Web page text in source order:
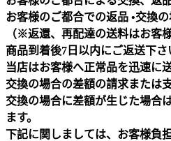
お客様のご都合での返品 •交換の
（※返還、再配達の送料はお客
商品到着後7日以内にご返送下さ
当店はお客様へ正常品を迅速に
交換の場合の差額の請求または
交換の場合に差額が生じた場合
ます。
下記に関しましては、お客様負